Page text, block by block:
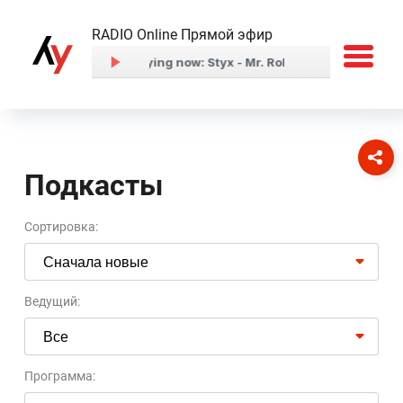
RADIO Online Прямой эфир
Подкасты
Сортировка:
Ведущий:
Программа: